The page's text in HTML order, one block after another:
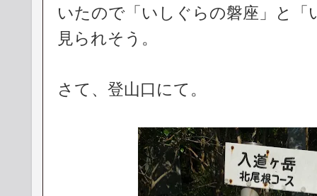
いたので「いしぐらの磐座」と
見られそう。
さて、登山口にて。